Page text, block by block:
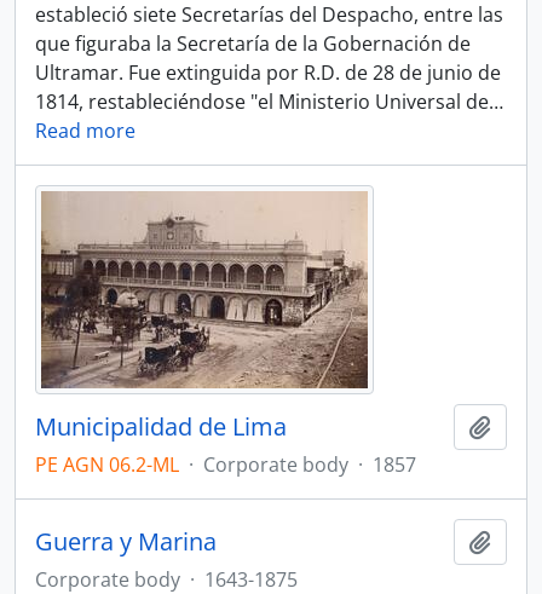
estableció siete Secretarías del Despacho, entre las
que figuraba la Secretaría de la Gobernación de
Ultramar. Fue extinguida por R.D. de 28 de junio de
1814, restableciéndose "el Ministerio Universal de…
Read more
Municipalidad de Lima
PE AGN 06.2-ML · Corporate body · 1857
Guerra y Marina
Corporate body · 1643-1875